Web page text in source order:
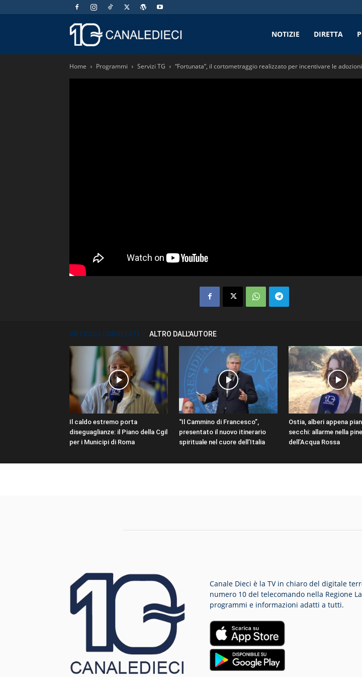
Canaledieci.tv NOTIZIE DIRETTA
Home Programmi Servizi TG “Fortunata”, il cortometraggio realizzato per incentivare le
ARTICOLI CORRELATI ALTRO DALL'AUTORE
Il caldo estremo porta
diseguaglianze: il Piano della Cgil
per i Municipi di Roma
“Il Cammino di Francesco”,
presentato il nuovo itinerario
spirituale nel cuore dell’Italia
Ostia, alberi appena
secchi: allarme nella
dell’Acqua Rossa
Canale Dieci è la TV in chiaro del digitale
numero 10 del telecomando nella Regione
programmi e informazioni adatti a tutti.